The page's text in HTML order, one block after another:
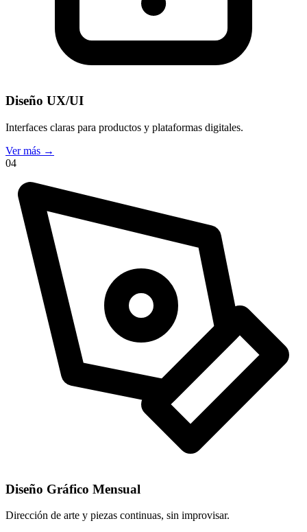
Diseño UX/UI
Interfaces claras para productos y plataformas digitales.
Ver más →
04
Diseño Gráfico Mensual
Dirección de arte y piezas continuas, sin improvisar.